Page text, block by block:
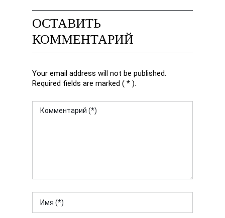
ОСТАВИТЬ
КОММЕНТАРИЙ
Your email address will not be published.
Required fields are marked ( * ).